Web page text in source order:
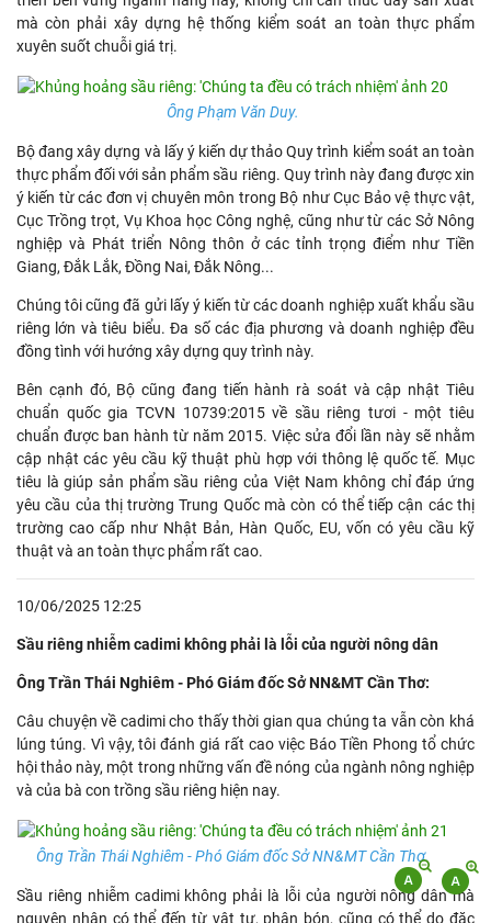
mà còn phải xây dựng hệ thống kiểm soát an toàn thực phẩm
xuyên suốt chuỗi giá trị.
Ông Phạm Văn Duy.
Bộ đang xây dựng và lấy ý kiến dự thảo Quy trình kiểm soát an toàn
thực phẩm đối với sản phẩm sầu riêng. Quy trình này đang được xin
ý kiến từ các đơn vị chuyên môn trong Bộ như Cục Bảo vệ thực vật,
Cục Trồng trọt, Vụ Khoa học Công nghệ, cũng như từ các Sở Nông
nghiệp và Phát triển Nông thôn ở các tỉnh trọng điểm như Tiền
Giang, Đắk Lắk, Đồng Nai, Đắk Nông...
Chúng tôi cũng đã gửi lấy ý kiến từ các doanh nghiệp xuất khẩu sầu
riêng lớn và tiêu biểu. Đa số các địa phương và doanh nghiệp đều
đồng tình với hướng xây dựng quy trình này.
Bên cạnh đó, Bộ cũng đang tiến hành rà soát và cập nhật Tiêu
chuẩn quốc gia TCVN 10739:2015 về sầu riêng tươi - một tiêu
chuẩn được ban hành từ năm 2015. Việc sửa đổi lần này sẽ nhằm
cập nhật các yêu cầu kỹ thuật phù hợp với thông lệ quốc tế. Mục
tiêu là giúp sản phẩm sầu riêng của Việt Nam không chỉ đáp ứng
yêu cầu của thị trường Trung Quốc mà còn có thể tiếp cận các thị
trường cao cấp như Nhật Bản, Hàn Quốc, EU, vốn có yêu cầu kỹ
thuật và an toàn thực phẩm rất cao.
10/06/2025 12:25
Sầu riêng nhiễm cadimi không phải là lỗi của người nông dân
Ông Trần Thái Nghiêm - Phó Giám đốc Sở NN&MT Cần Thơ:
Câu chuyện về cadimi cho thấy thời gian qua chúng ta vẫn còn khá
lúng túng. Vì vậy, tôi đánh giá rất cao việc Báo Tiền Phong tổ chức
hội thảo này, một trong những vấn đề nóng của ngành nông nghiệp
và của bà con trồng sầu riêng hiện nay.
Ông Trần Thái Nghiêm - Phó Giám đốc Sở NN&MT Cần Thơ.
Sầu riêng nhiễm cadimi không phải là lỗi của người nông dân mà
nguyên nhân có thể đến từ vật tư, phân bón, cũng có thể do đặc